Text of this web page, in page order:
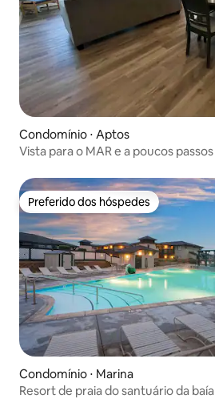
Condomínio ⋅ Aptos
Vista para o MAR e a poucos
Preferido dos hóspedes
Preferido dos hóspedes
Condomínio ⋅ Marina
Resort de praia do santuário da